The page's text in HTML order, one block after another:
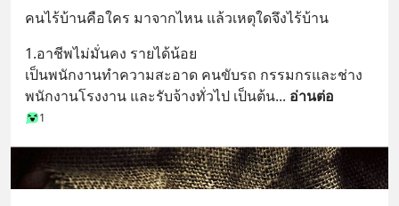
คนไร้บ้านคือใคร มาจากไหน แล้วเหตุใดจึงไร้บ้าน
1.อาชีพไม่มั่นคง รายได้น้อย
เป็นพนักงานทำความสะอาด คนขับรถ กรรมกรและช่าง
พนักงานโรงงาน และรับจ้างทั่วไป เป็นต้น... อ่านต่อ
1